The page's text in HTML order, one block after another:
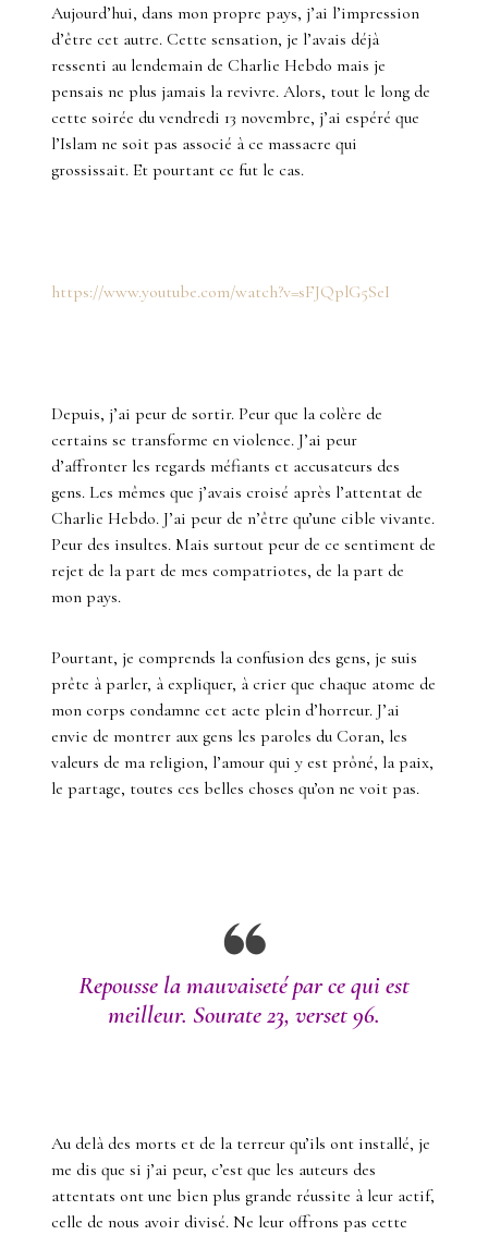
Aujourd’hui, dans mon propre pays, j’ai l’impression
d’être cet autre. Cette sensation, je l’avais déjà
ressenti au lendemain de Charlie Hebdo mais je
pensais ne plus jamais la revivre. Alors, tout le long de
cette soirée du vendredi 13 novembre, j’ai espéré que
l’Islam ne soit pas associé à ce massacre qui
grossissait. Et pourtant ce fut le cas.
https://www.youtube.com/watch?v=sFJQplG5SeI
Depuis, j’ai peur de sortir. Peur que la colère de
certains se transforme en violence. J’ai peur
d’affronter les regards méfiants et accusateurs des
gens. Les mêmes que j’avais croisé après l’attentat de
Charlie Hebdo. J’ai peur de n’être qu’une cible vivante.
Peur des insultes. Mais surtout peur de ce sentiment de
rejet de la part de mes compatriotes, de la part de
mon pays.
Pourtant, je comprends la confusion des gens, je suis
prête à parler, à expliquer, à crier que chaque atome de
mon corps condamne cet acte plein d’horreur. J’ai
envie de montrer aux gens les paroles du Coran, les
valeurs de ma religion, l’amour qui y est prôné, la paix,
le partage, toutes ces belles choses qu’on ne voit pas.
Repousse la mauvaiseté par ce qui est
meilleur. Sourate 23, verset 96.
Au delà des morts et de la terreur qu’ils ont installé, je
me dis que si j’ai peur, c’est que les auteurs des
attentats ont une bien plus grande réussite à leur actif,
celle de nous avoir divisé. Ne leur offrons pas cette